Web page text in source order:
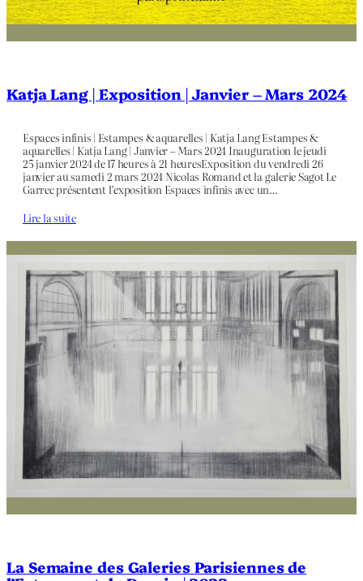
Katja Lang | Exposition | Janvier – Mars 2024
Espaces infinis | Estampes & aquarelles | Katja Lang Estampes &
aquarelles | Katja Lang | Janvier – Mars 2024 Inauguration le jeudi
25 janvier 2024 de 17 heures à 21 heuresExposition du vendredi 26
janvier au samedi 2 mars 2024 Nicolas Romand et la galerie Sagot Le
Garrec présentent l’exposition Espaces infinis avec un…
Lire la suite
La Semaine des Galeries Parisiennes de